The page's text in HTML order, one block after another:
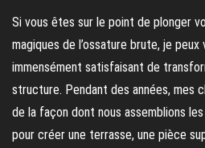
Si vous êtes sur le point de plonger
magiques de l’ossature brute, je peux
immensément satisfaisant de
structure. Pendant des années, mes
de la façon dont nous assemblions
pour créer une terrasse, une pièce